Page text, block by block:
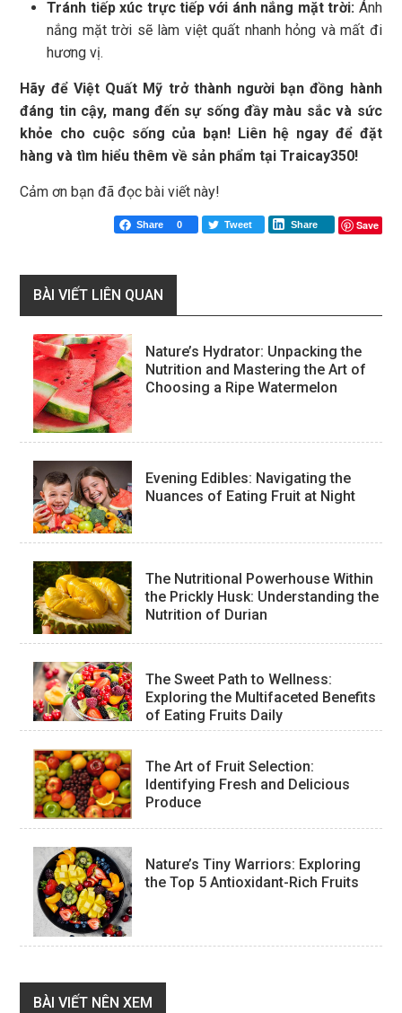
Tránh tiếp xúc trực tiếp với ánh nắng mặt trời: Ánh
nắng mặt trời sẽ làm việt quất nhanh hỏng và mất đi
hương vị.
Hãy để Việt Quất Mỹ trở thành người bạn đồng hành
đáng tin cậy, mang đến sự sống đầy màu sắc và sức
khỏe cho cuộc sống của bạn! Liên hệ ngay để đặt
hàng và tìm hiểu thêm về sản phẩm tại Traicay350!
Cảm ơn bạn đã đọc bài viết này!
Share 0 Tweet Share Save
BÀI VIẾT LIÊN QUAN
Nature’s Hydrator: Unpacking the
Nutrition and Mastering the Art of
Choosing a Ripe Watermelon
Evening Edibles: Navigating the
Nuances of Eating Fruit at Night
The Nutritional Powerhouse Within
the Prickly Husk: Understanding the
Nutrition of Durian
The Sweet Path to Wellness:
Exploring the Multifaceted Benefits
of Eating Fruits Daily
The Art of Fruit Selection:
Identifying Fresh and Delicious
Produce
Nature’s Tiny Warriors: Exploring
the Top 5 Antioxidant-Rich Fruits
BÀI VIẾT NÊN XEM